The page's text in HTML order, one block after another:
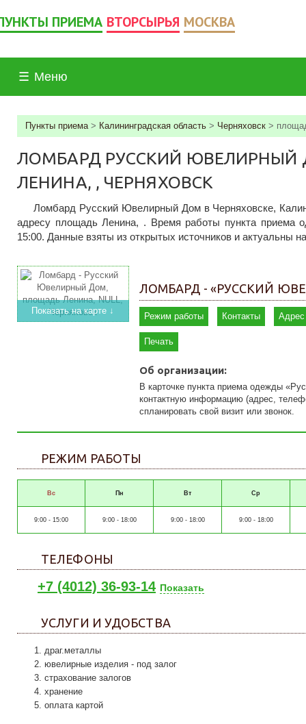
ПРИЕМА ВТОРСЫРЬЯ МОСКВА
☰ Меню
Пункты приема> Калининградская область > Черняховск >
ЛОМБАРД РУССКИЙ
ЛЕНИНА, , ЧЕРНЯХОВСК
Ломбард Русский Ювелирный Дом в Черняховске,
адресу площадь Ленина, . Время работы пункта приема
15:00. Данные взяты из открытых источников и актуальны
Показать на карте ↓
ЛОМБАРД - «РУССКИЙ
Режим работы Контакты Адрес
Печать
Об организации:
В карточке пункта приема одежды
контактную информацию (адрес,
спланировать свой визит или звонок.
РЕЖИМ РАБОТЫ
Вс Пн Вт Ср
9:00 - 15:00 9:00 - 18:00 9:00 - 18:00 9:00 - 18:00
ТЕЛЕФОНЫ
+7 (4012) 36-93-14 Показать
УСЛУГИ И УДОБСТВА
драг.металлы
ювелирные изделия - под залог
страхование залогов
хранение
оплата картой